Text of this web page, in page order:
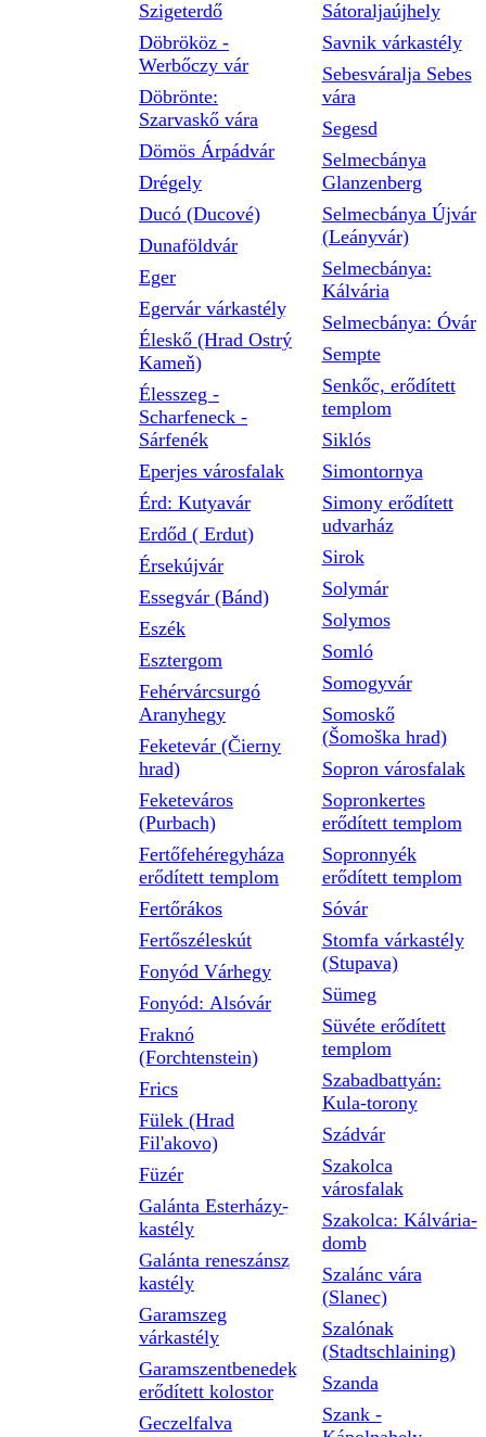
Szigeterdő
Döbrököz -
Werbőczy vár
Döbrönte:
Szarvaskő vára
Dömös Árpádvár
Drégely
Ducó (Ducové)
Dunaföldvár
Eger
Egervár várkastély
Éleskő (Hrad Ostrý
Kameň)
Élesszeg -
Scharfeneck -
Sárfenék
Eperjes városfalak
Érd: Kutyavár
Erdőd ( Erdut)
Érsekújvár
Essegvár (Bánd)
Eszék
Esztergom
Fehérvárcsurgó
Aranyhegy
Feketevár (Čierny
hrad)
Feketeváros
(Purbach)
Fertőfehéregyháza
erődített templom
Fertőrákos
Fertőszéleskút
Fonyód Várhegy
Fonyód: Alsóvár
Fraknó
(Forchtenstein)
Frics
Fülek (Hrad
Fil'akovo)
Füzér
Galánta Esterházy-
kastély
Galánta reneszánsz
kastély
Garamszeg
várkastély
Garamszentbenedek
erődített kolostor
Geczelfalva
Sátoraljaújhely
Savnik várkastély
Sebesváralja Sebes
vára
Segesd
Selmecbánya
Glanzenberg
Selmecbánya Újvár
(Leányvár)
Selmecbánya:
Kálvária
Selmecbánya: Óvár
Sempte
Senkőc, erődített
templom
Siklós
Simontornya
Simony erődített
udvarház
Sirok
Solymár
Solymos
Somló
Somogyvár
Somoskő
(Šomoška hrad)
Sopron városfalak
Sopronkertes
erődített templom
Sopronnyék
erődített templom
Sóvár
Stomfa várkastély
(Stupava)
Sümeg
Süvéte erődített
templom
Szabadbattyán:
Kula-torony
Szádvár
Szakolca
városfalak
Szakolca: Kálvária-
domb
Szalánc vára
(Slanec)
Szalónak
(Stadtschlaining)
Szanda
Szank -